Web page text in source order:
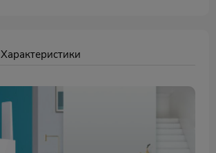
Характеристики